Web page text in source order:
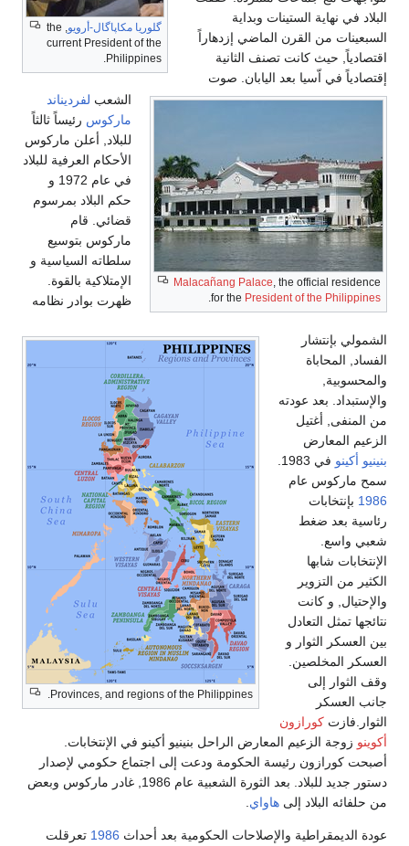
گلوريا مكاپاگال-أرويو , the
current President of the
Philippines.
Malacañang Palace, the official residence
for the President of the Philippines
.
Provinces, and regions of the Philippines.
البلاد في نهاية الستينات وبداية
السبعينات من القرن الماضي إزدهاراً
اقتصادياً, حيث كانت تصنف الثانية
إقتصادياً في اّسيا بعد اليابان. صوت
الشعب لفرديناند
ماركوس رئيساً ثالثاً
للبلاد, أعلن ماركوس
الأحكام العرفية للبلاد
في عام 1972 و
حكم البلاد بمرسوم
قضائي. قام
ماركوس بتوسيع
سلطاته السياسية و
الإمتلاكية بالقوة.
ظهرت بوادر نظامه
الشمولي بإنتشار
الفساد, المحاباة
والمحسوبية,
والإستبداد. بعد عودته
من المنفى, أغتيل
الزعيم المعارض
بنينيو أكينو
سمح ماركوس عام
1986 بإنتخابات
رئاسية بعد ضغط
شعبي واسع.
الإنتخابات شابها
الكثير من التزوير
والإحتيال, و كانت
نتائجها تمثل التعادل
بين العسكر الثوار و
العسكر المخلصين.
وقف الثوار إلى
جانب العسكر
الثوار.فازت كورازون
أكوينو زوجة الزعيم المعارض الراحل بنينيو أكينو في الإنتخابات.
أصبحت كورازون رئيسة الحكومة ودعت إلى اجتماع حكومي لإصدار
دستور جديد للبلاد. بعد الثورة الشعبية عام 1986, غادر ماركوس وبعض
من حلفائه البلاد إلى هاواي
عودة الديمقراطية والإصلاحات الحكومية بعد أحداث 1986 تعرقلت